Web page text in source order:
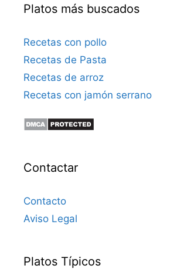
Platos más buscados
Recetas con pollo
Recetas de Pasta
Recetas de arroz
Recetas con jamón serrano
Contactar
Contacto
Aviso Legal
Platos Típicos